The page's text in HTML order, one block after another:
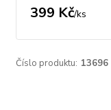
399 Kč/ks
Číslo produktu: 13696